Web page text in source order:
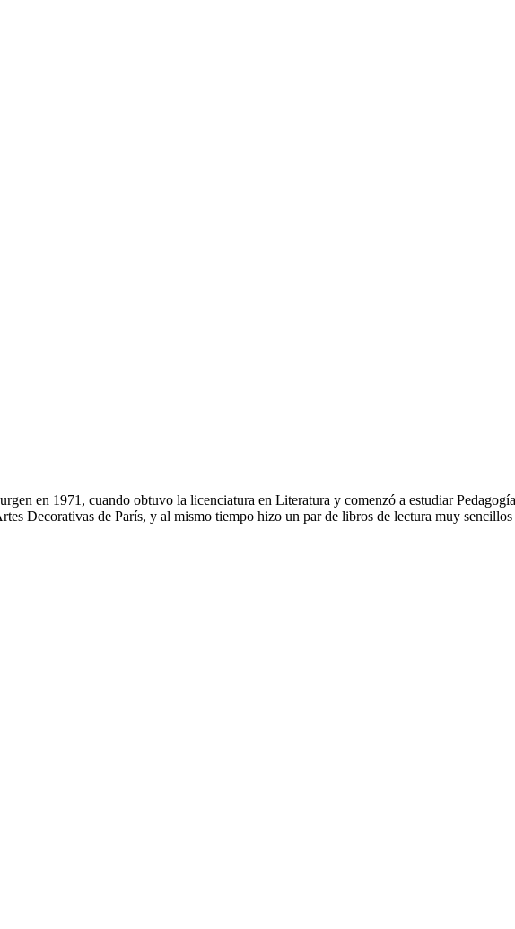
en 1971, cuando obtuvo la licenciatura en Literatura y comenzó a estudiar
Decorativas de París, y al mismo tiempo hizo un par de libros de lectura muy